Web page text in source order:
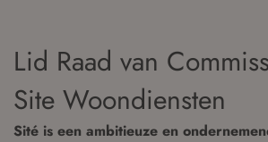
Lid Raad van
Site Woondiensten
Sité is een ambitieuze en